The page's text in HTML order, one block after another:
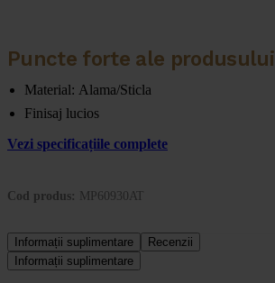
Puncte forte ale produsului
Material: Alama/Sticla
Finisaj lucios
Vezi specificațiile complete
Cod produs: MP60930AT
Informații suplimentare
Recenzii
Informații suplimentare